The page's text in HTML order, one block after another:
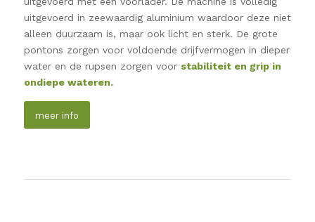
uitgevoerd in zeewaardig aluminium waardoor deze niet
alleen duurzaam is, maar ook licht en sterk. De grote
pontons zorgen voor voldoende drijfvermogen in dieper
water en de rupsen zorgen voor stabiliteit en grip in
ondiepe wateren.
meer info